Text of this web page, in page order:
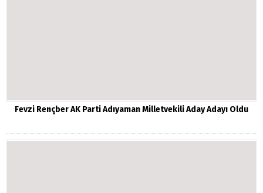
Fevzi Rençber AK Parti Adıyaman Milletvekili Aday Adayı Oldu